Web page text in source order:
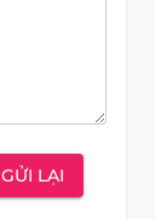
GỬI LẠI